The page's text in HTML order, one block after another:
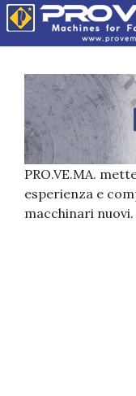
PRO.VE.MA.
esperienza e
macchinari nuovi.